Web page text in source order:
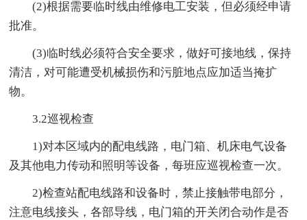
(2)根据需要临时线由维修电工安装，但必须经申请
批准。
(3)临时线必须符合安全要求，做好可接地线，保持
清洁，对可能遭受机械损伤和污脏地点应加适当掩扩
物。
3.2巡视检查
1)对本区域内的配电线路，电门箱、机床电气设备
及其他电力传动和照明等设备，每班应巡视检查一次。
2)检查站配电线路和设备时，禁止接触带电部分，
注意电线接头，各部导线，电门箱的开关闭合动作是否